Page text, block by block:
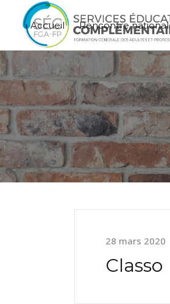
Accueil Rencontre
28 mars 2020
Classo